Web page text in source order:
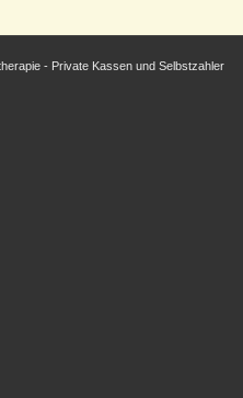
- Private Kassen und Selbstzahler